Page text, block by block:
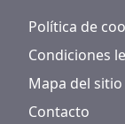
Política de
Condiciones
Mapa del sitio
Contacto